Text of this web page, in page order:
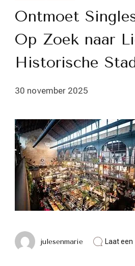
Ontmoet
Op Zoek naar
Historische
30 november 2025
julesenmarie Laat